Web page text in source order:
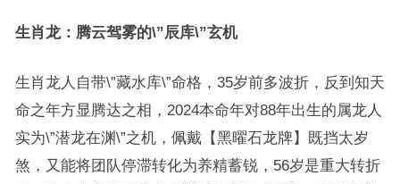
生肖龙：腾云驾雾的\”辰库\”玄机
生肖龙人自带\”藏水库\”命格，35岁前多波折，反到知天
命之年方显腾达之相，2024本命年对88年出生的属龙人
实为\”潜龙在渊\”之机，佩戴【黑曜石龙牌】既挡太岁
煞，又能将团队停滞转化为养精蓄锐，56岁是重大转折